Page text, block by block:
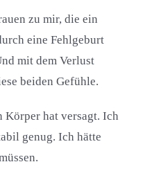
zu mir, die ein
eine Fehlgeburt
mit dem Verlust
beiden Gefühle.
Körper hat versagt. Ich
genug. Ich hätte